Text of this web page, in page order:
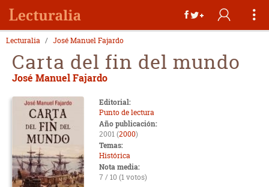
Lecturalia José Manuel Fajardo
Carta del fin del mundo
José Manuel Fajardo
Editorial:
Punto de lectura
Año publicación:
2001 (2000)
Temas:
Histórica
Nota media:
7 / 10 (1 votos)